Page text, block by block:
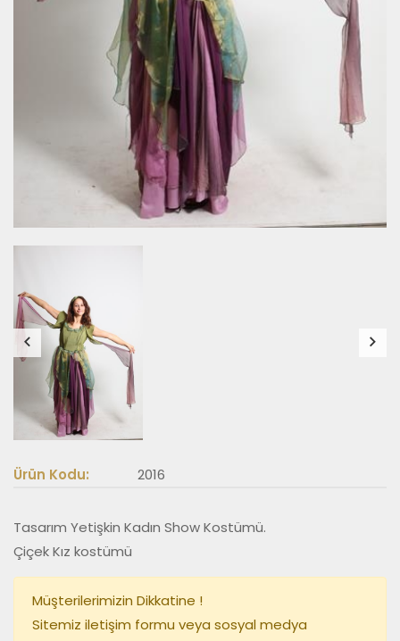
Ürün Kodu: 2016
Tasarım Yetişkin Kadın Show Kostümü.
Çiçek Kız kostümü
Müşterilerimizin Dikkatine !
Sitemiz iletişim formu veya sosyal medya